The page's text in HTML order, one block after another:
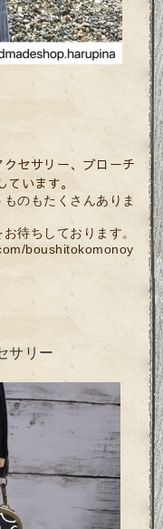
セサリー、ブローチ
います。
のもたくさんありま
待ちしております。
boushitokomonoy
サリー